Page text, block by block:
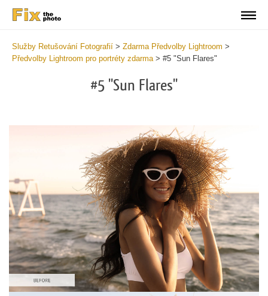
Služby Retušování Fotografií > Zdarma Předvolby Lightroom >
Předvolby Lightroom pro portréty zdarma> #5 "Sun Flares"
#5 "Sun Flares"
Prosím vyberte